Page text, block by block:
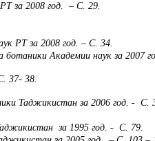
за 2008 год. – С. 29.
РТ за 2008 год. – С. 34.
Академии наук за 2007
37- 38.
Таджикистан за 2006 год. - С.
за 1995 год. - С. 79.